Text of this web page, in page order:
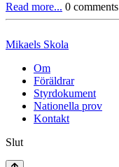
Read more... 0 comments
Mikaels Skola
Om
Föräldrar
Styrdokument
Nationella prov
Kontakt
Slut